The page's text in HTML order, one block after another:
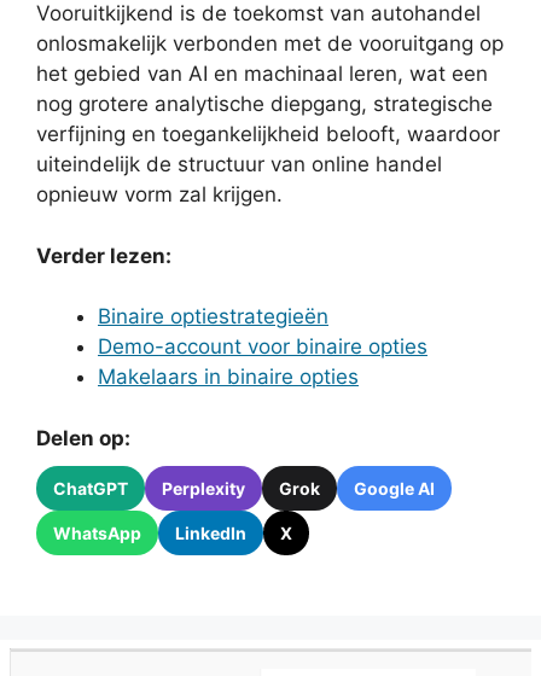
Vooruitkijkend is de toekomst van autohandel
onlosmakelijk verbonden met de vooruitgang op
het gebied van AI en machinaal leren, wat een
nog grotere analytische diepgang, strategische
verfijning en toegankelijkheid belooft, waardoor
uiteindelijk de structuur van online handel
opnieuw vorm zal krijgen.
Verder lezen:
Binaire optiestrategieën
Demo-account voor binaire opties
Makelaars in binaire opties
Delen op:
ChatGPT Perplexity Grok Google AI
WhatsApp LinkedIn X